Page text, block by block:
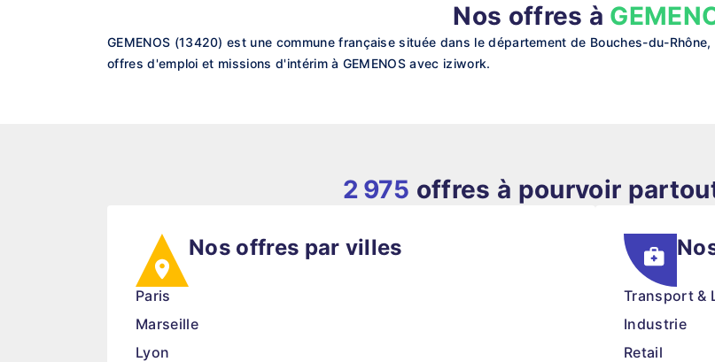
Nos offres à
GEMENOS (13420) est une commune française située dans le département de Bouches-du-
offres d'emploi et missions d'intérim à GEMENOS avec iziwork.
2 975 offres à pourvoir
Nos offres par villes
Paris
Marseille
Lyon
Transport &
Industrie
Retail